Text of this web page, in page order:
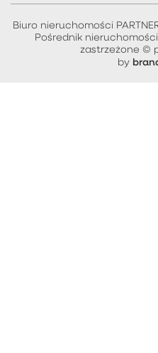
Biuro nieruchomości
Pośrednik
zastrzeżone ©
by